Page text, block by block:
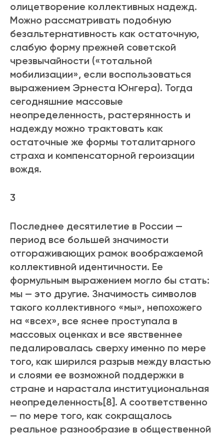
олицетворение коллективных надежд.
Можно рассматривать подобную
безальтернативность как остаточную,
слабую форму прежней советской
чрезвычайности («тотальной
мобилизации», если воспользоваться
выражением Эрнеста Юнгера). Тогда
сегодняшние массовые
неопределенность, растерянность и
надежду можно трактовать как
остаточные же формы тоталитарного
страха и компенсаторной героизации
вождя.
3
Последнее десятилетие в России —
период все большей значимости
отгораживающих рамок воображаемой
коллективной идентичности. Ее
формульным выражением могло бы стать:
мы — это другие. Значимость символов
такого коллективного «мы», непохожего
на «всех», все яснее проступала в
массовых оценках и все явственнее
педалировалась сверху именно по мере
того, как ширился разрыв между властью
и слоями ее возможной поддержки в
стране и нарастала институциональная
неопределенность[8]. А соответственно
— по мере того, как сокращалось
реальное разнообразие в общественной